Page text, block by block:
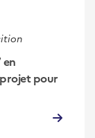
en
pour